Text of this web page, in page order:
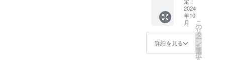
し、認
定講師
より指
導（毎
月8回以
上開
催 1回
や治療
院でイ
ンスト
ラク
ターよ
り指導
・学習
ては、
改善し
にくい
方がい
の治療
方法を
後、異
例のス
ピード
で緩消
技術者
として
の方へ
の処
置、人
工関節
や麻痺
のある
まされ
て、デ
ザイ
ナー職
を辞め
もある
深川真
惟氏。
21歳の
時、病
院で子
宮内膜
2024
年10
月
詳細を見る
こ
の
リ
タ
ー
ン
を
選
択